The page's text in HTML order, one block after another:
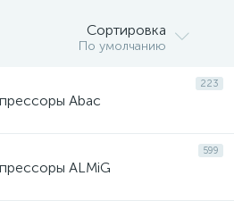
Сортировка
По умолчанию
223
Abac
599
ALMiG